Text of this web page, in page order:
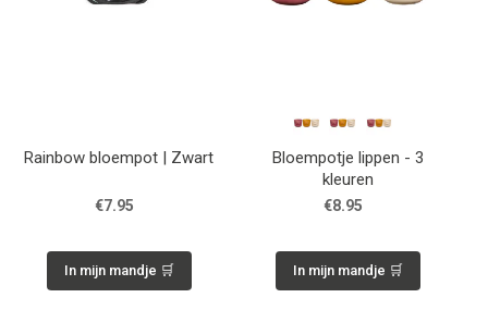
Rainbow bloempot | Zwart
€7.95
In mijn mandje 🛒
Bloempotje lippen - 3
kleuren
€8.95
In mijn mandje 🛒